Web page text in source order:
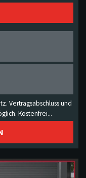
Vertragsabschluss und
Kostenfrei...